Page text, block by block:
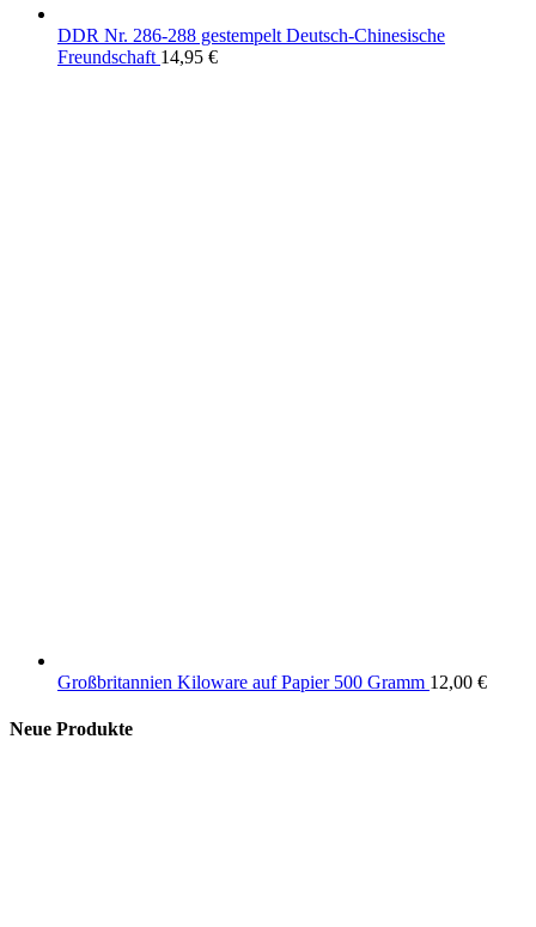
DDR Nr. 286-288 gestempelt Deutsch-Chinesische
Freundschaft 14,95 €
Großbritannien Kiloware auf Papier 500 Gramm 12,00 €
Neue Produkte